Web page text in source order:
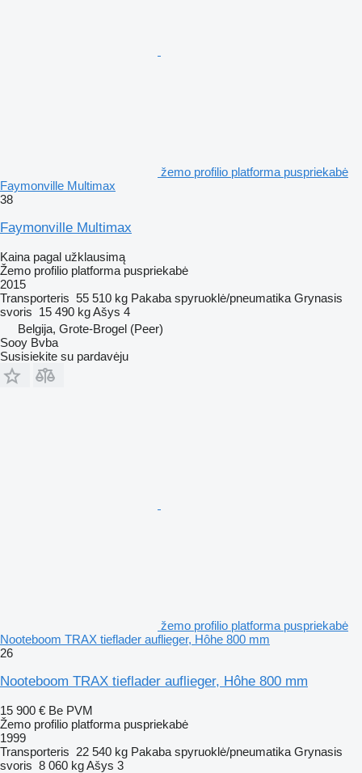
žemo profilio platforma puspriekabė
Faymonville Multimax
38
Faymonville Multimax
Kaina pagal užklausimą
Žemo profilio platforma puspriekabė
2015
Transporteris 55 510 kg Pakaba spyruoklė/pneumatika Grynasis
svoris 15 490 kgAšys 4
Belgija, Grote-Brogel (Peer)
Sooy Bvba
Susisiekite su pardavėju
žemo profilio platforma puspriekabė
Nooteboom TRAX tieflader auflieger, Hôhe 800 mm
26
Nooteboom TRAX tieflader auflieger, Hôhe 800 mm
15 900 € Be PVM
Žemo profilio platforma puspriekabė
1999
Transporteris 22 540 kg Pakaba spyruoklė/pneumatika Grynasis
svoris 8 060 kgAšys 3